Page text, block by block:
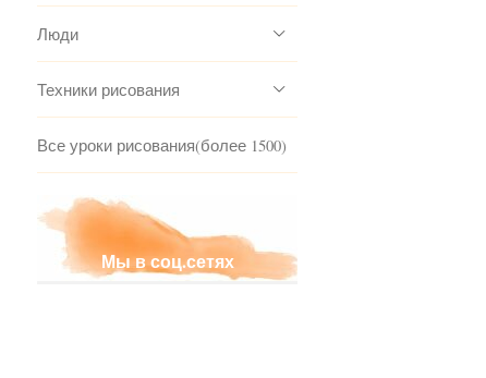
Люди
Техники рисования
Все уроки рисования(более 1500)
Мы в соц.сетях